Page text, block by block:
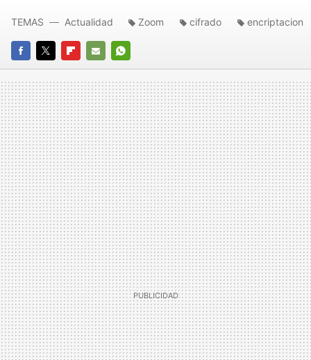
FACEBOOK
TWITTERFLIPBOARD
E-
MAIL
WHATSAPP
TEMAS Actualidad Zoom cifrado encriptacion